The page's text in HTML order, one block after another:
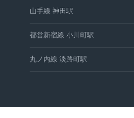
山手線 神田駅
都営新宿線 小川町駅
丸ノ内線 淡路町駅